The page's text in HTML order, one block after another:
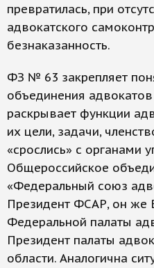
превратилась, при
адвокатского
безнаказанность.
ФЗ № 63 закрепляет
объединения
раскрывает функции
их цели, задачи,
«срослись» с органами
Общероссийское
«Федеральный союз
Президент ФСАР, он же
Федеральной палаты
Президент палаты
области. Аналогична